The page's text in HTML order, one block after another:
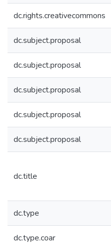
dc.rights.creativecommons
dc.subject.proposal
dc.subject.proposal
dc.subject.proposal
dc.subject.proposal
dc.subject.proposal
dc.title
dc.type
dc.type.coar